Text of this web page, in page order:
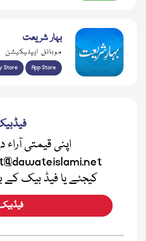
بہار شریعت
موبائل ایپلیکیشن
Store App Store
اپنی قیمتی
کیجئے یا فیڈ بیک